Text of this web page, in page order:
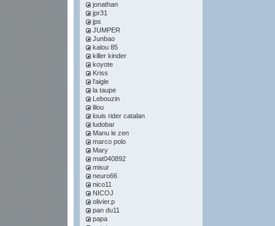
jonathan
jpr31
jps
JUMPER
Junbao
kalou 85
killer kinder
koyote
Kriss
l'aigle
la taupe
Lebouzin
lilou
louis rider catalan
ludobar
Manu le zen
marco polo
Mary
mat040892
misur
neuro66
nico11
NICOJ
olivier.p
pan du11
papa